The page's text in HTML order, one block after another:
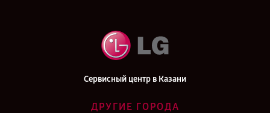
Сервисный центр в Казани
ДРУГИЕ ГОРОДА